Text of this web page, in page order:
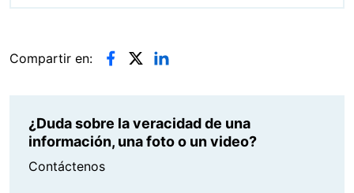
Compartir en:
¿Duda sobre la veracidad de una
información, una foto o un video?
Contáctenos